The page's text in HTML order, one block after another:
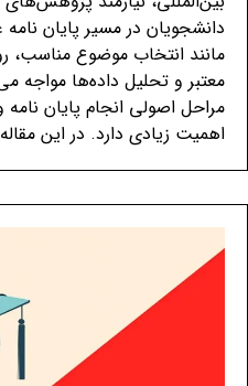
دانشجویان در مسیر پایان
مانند انتخاب موضوع مناسب،
معتبر و تحلیل داده‌ها مواجه
مراحل اصولی انجام پایان
اهمیت زیادی دارد. در این